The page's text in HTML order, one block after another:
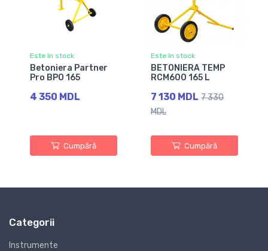
Este în stock
Betoniera Partner
Pro BPO 165
4 350 MDL
Cumpără
Este în stock
BETONIERA TEMP
RCM600 165 L
7 130 MDL 7 330
MDL
Cumpără
Categorii
Instrumente